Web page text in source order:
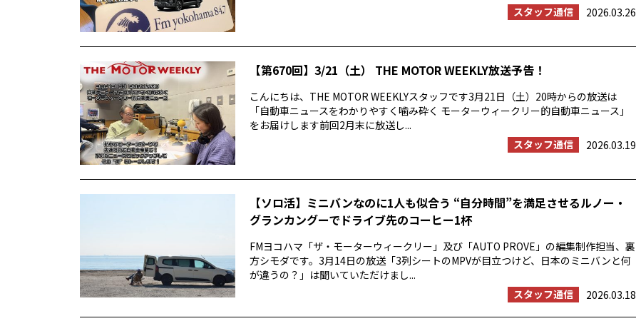
スタッフ通信
2026.03.26
【第670回】3/21（土） THE MOTOR WEEKLY放送予告！
こんにちは、THE MOTOR WEEKLYスタッフです3月21日（土）20時からの放送は
「自動車ニュースをわかりやすく噛み砕く モーターウィークリー的自動車ニュース」
をお届けします前回2月末に放送し...
スタッフ通信
2026.03.19
【ソロ活】ミニバンなのに1人も似合う “自分時間”を満足させるルノー・
グランカングーでドライブ先のコーヒー1杯
FMヨコハマ「ザ・モーターウィークリー」及び「AUTO PROVE」の編集制作担当、裏
方シモダです。3月14日の放送「3列シートのMPVが目立つけど、日本のミニバンと何
が違うの？」は聞いていただけまし...
スタッフ通信
2026.03.18